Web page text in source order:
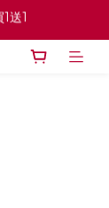
送1
倍送